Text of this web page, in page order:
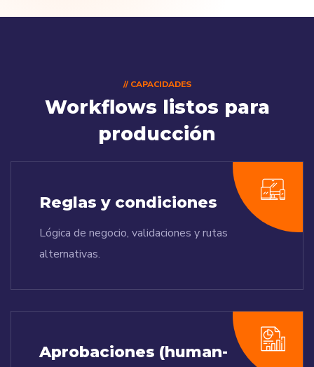
// CAPACIDADES
Workflows listos para
producción
Reglas y condiciones
Lógica de negocio, validaciones y rutas
alternativas.
Aprobaciones (human-